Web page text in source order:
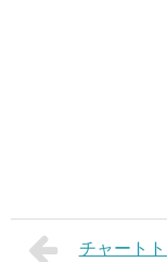
チャート